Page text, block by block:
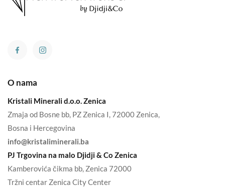
O nama
Kristali Minerali d.o.o. Zenica
Zmaja od Bosne bb, PZ Zenica I, 72000 Zenica,
Bosna i Hercegovina
info@kristaliminerali.ba
PJ Trgovina na malo Djidji & Co Zenica
Kamberovića čikma bb, Zenica 72000
Tržni centar Zenica City Center